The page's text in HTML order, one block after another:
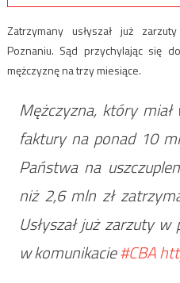
Zatrzymany usłyszał już
Poznaniu. Sąd przychylając się
mężczyznę na trzy miesiące.
Mężczyzna, który
faktury na ponad 10
Państwa na
niż 2,6 mln zł
Usłyszał już zarzuty w
w komunikacie#CBA